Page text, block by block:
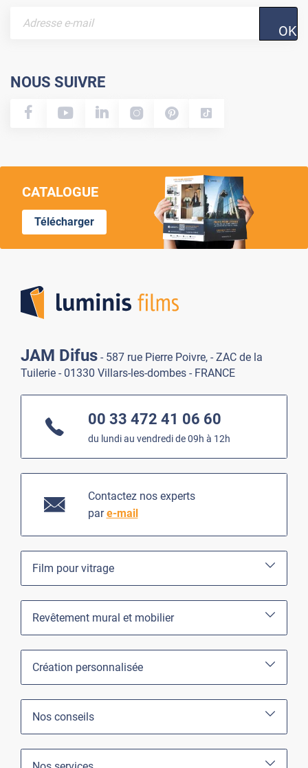
OK
NOUS SUIVRE
CATALOGUE
Télécharger
JAM Difus - 587 rue Pierre Poivre, - ZAC de la
Tuilerie - 01330 Villars-les-dombes - FRANCE
00 33 472 41 06 60
du lundi au vendredi de 09h à 12h
Contactez nos experts
pare-mail
Film pour vitrage
Revêtement mural et mobilier
Création personnalisée
Nos conseils